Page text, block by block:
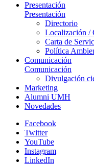
Presentación
Presentación
Directorio
Localización /
Carta de
Política
Comunicación
Comunicación
Divulgación
Marketing
Alumni UMH
Novedades
Facebook
Twitter
YouTube
Instagram
LinkedIn